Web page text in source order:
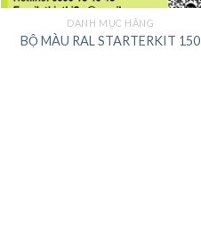
DANH MỤC HÃNG
BỘ MÀU RAL STARTERKIT 150